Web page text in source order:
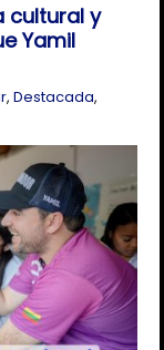
cultural y
Yamil
,Destacada,